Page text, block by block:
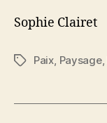
Sophie Clairet
Étiquettes
Paix, Paysage,